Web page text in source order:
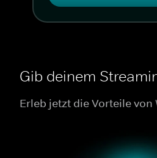
Gib deinem
Erleb jetzt die Vorteile von